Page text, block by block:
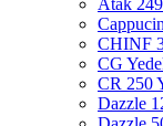
CHINF
CG
CR 250
Dazzle